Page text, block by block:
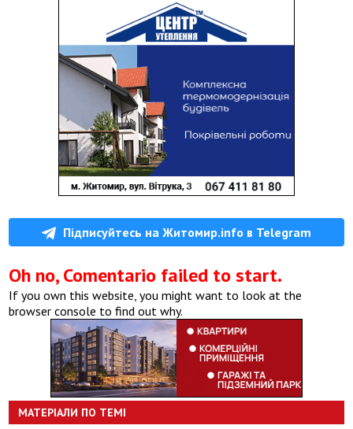
Підписуйтесь на Житомир.info в Telegram
Oh no, Comentario failed to start.
If you own this website, you might want to look at the
browser console to find out why.
МАТЕРІАЛИ ПО ТЕМІ